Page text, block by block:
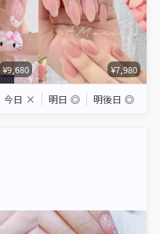
¥9,680 ¥7,980
今日 × 明日 ◎ 明後日 ◎